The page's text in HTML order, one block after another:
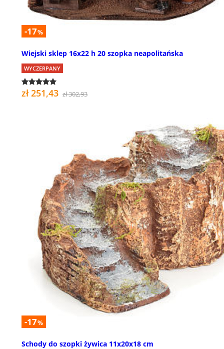
-17%
Wiejski sklep 16x22 h 20 szopka neapolitańska
WYCZERPANY
zł 251,43 zł 302,93
-17%
Schody do szopki żywica 11x20x18 cm